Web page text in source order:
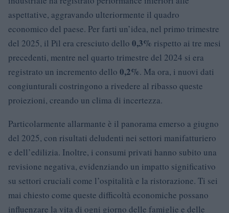
aspettative, aggravando ulteriormente il quadro
economico del paese. Per farti un’idea, nel primo trimestre
del 2025, il Pil era cresciuto dello 0,3% rispetto ai tre mesi
precedenti, mentre nel quarto trimestre del 2024 si era
registrato un incremento dello 0,2%. Ma ora, i nuovi dati
congiunturali costringono a rivedere al ribasso queste
proiezioni, creando un clima di incertezza.
Particolarmente allarmante è il panorama emerso a giugno
del 2025, con risultati deludenti nei settori manifatturiero
e dell’edilizia. Inoltre, i consumi privati hanno subito una
revisione negativa, evidenziando un impatto significativo
su settori cruciali come l’ospitalità e la ristorazione. Ti sei
mai chiesto come queste difficoltà economiche possano
influenzare la vita di ogni giorno delle famiglie e delle